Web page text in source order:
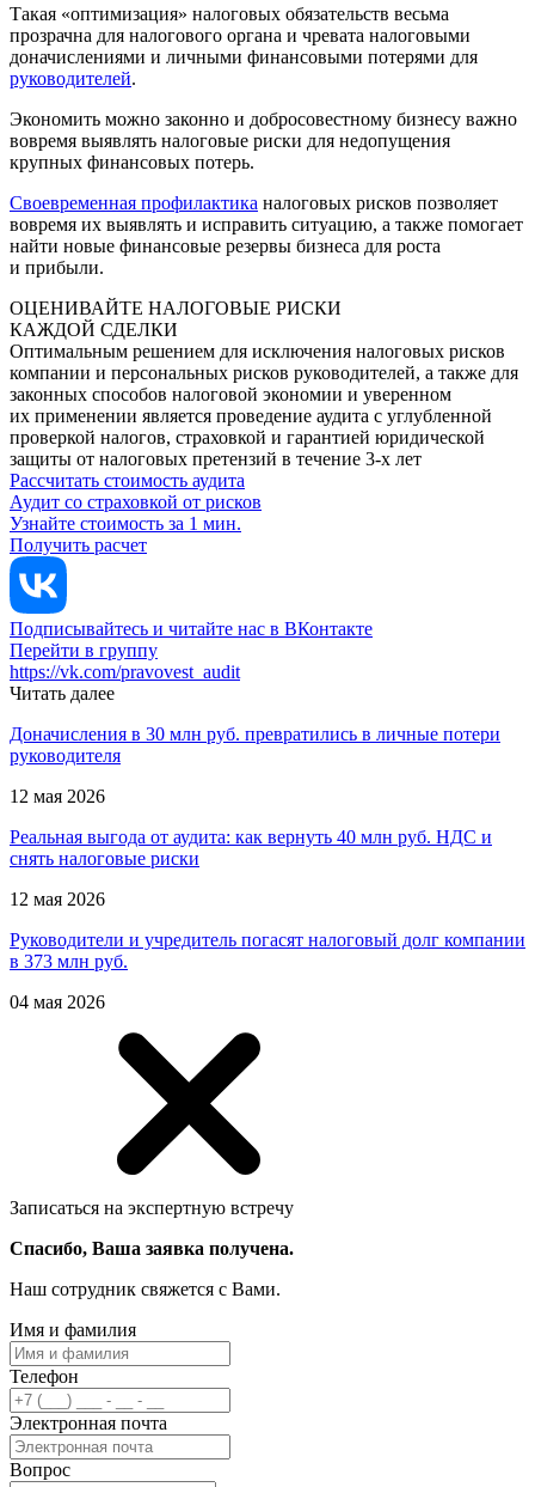
Такая «оптимизация» налоговых обязательств весьма
прозрачна для налогового органа и чревата налоговыми
доначислениями и личными финансовыми потерями для
руководителей.
Экономить можно законно и добросовестному бизнесу важно
вовремя выявлять налоговые риски для недопущения
крупных финансовых потерь.
Своевременная профилактика налоговых рисков позволяет
вовремя их выявлять и исправить ситуацию, а также помогает
найти новые финансовые резервы бизнеса для роста
и прибыли.
ОЦЕНИВАЙТЕ НАЛОГОВЫЕ РИСКИ
КАЖДОЙ СДЕЛКИ
Оптимальным решением для исключения налоговых рисков
компании и персональных рисков руководителей, а также для
законных способов налоговой экономии и уверенном
их применении является проведение аудита с углубленной
проверкой налогов, страховкой и гарантией юридической
защиты от налоговых претензий в течение 3-х лет
Рассчитать стоимость аудита
Аудит со страховкой от рисков
Узнайте стоимость за 1 мин.
Получить расчет
Подписывайтесь и читайте нас в ВКонтакте
Перейти в группу
https://vk.com/pravovest_audit
Читать далее
Доначисления в 30 млн руб. превратились в личные потери
руководителя
12 мая 2026
Реальная выгода от аудита: как вернуть 40 млн руб. НДС и
снять налоговые риски
12 мая 2026
Руководители и учредитель погасят налоговый долг компании
в 373 млн руб.
04 мая 2026
Записаться на экспертную встречу
Спасибо, Ваша заявка получена.
Наш сотрудник свяжется с Вами.
Имя и фамилия
Телефон
Электронная почта
Вопрос